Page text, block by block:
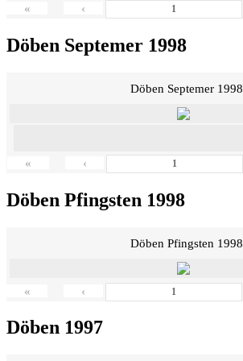
« ‹
Döben Septemer 1998
Döben Septemer 1998
« ‹
Döben Pfingsten 1998
Döben Pfingsten 1998
« ‹
Döben 1997